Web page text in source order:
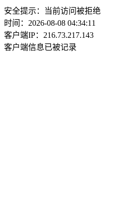
安全提示：当前访问被拒绝
时间：2026-08-08 04:34:11
客户端IP：216.73.217.143
客户端信息已被记录